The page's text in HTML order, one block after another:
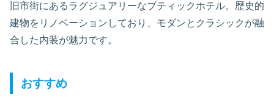
旧市街にあるラグジュアリーなブティックホテル。歴史的
建物をリノベーションしており、モダンとクラシックが融
合した内装が魅力です。
おすすめ